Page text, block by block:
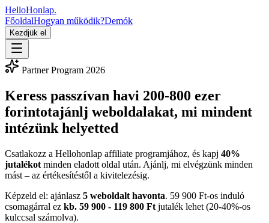
HelloHonlap.
FőoldalHogyan működik?Demók
Kezdjük el
Partner Program 2026
Keress passzívan havi 200-800 ezer
forintotajánlj weboldalakat, mi mindent
intézünk helyetted
Csatlakozz a Hellohonlap affiliate programjához, és kapj 40%
jutalékot minden eladott oldal után. Ajánlj, mi elvégzünk minden
mást – az értékesítéstől a kivitelezésig.
Képzeld el: ajánlasz 5 weboldalt havonta. 59 900 Ft-os induló
csomagárral ez kb. 59 900 - 119 800 Ft jutalék lehet (20-40%-os
kulccsal számolva).